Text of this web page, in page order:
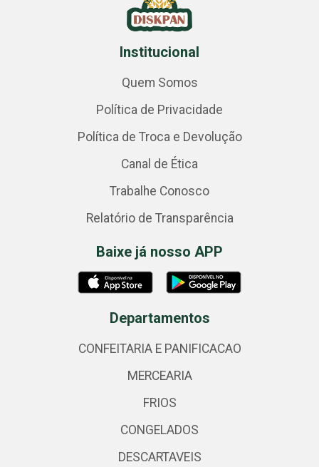
Institucional
Quem Somos
Política de Privacidade
Política de Troca e Devolução
Canal de Ética
Trabalhe Conosco
Relatório de Transparência
Baixe já nosso APP
Departamentos
CONFEITARIA E PANIFICACAO
MERCEARIA
FRIOS
CONGELADOS
DESCARTAVEIS